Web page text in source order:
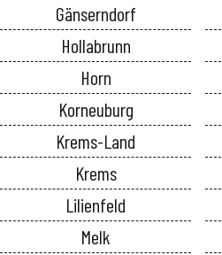
Gänserndorf
Hollabrunn
Horn
Korneuburg
Krems-Land
Krems
Lilienfeld
Melk